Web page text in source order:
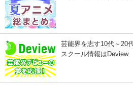
芸能界を志す10代～20
スクール情報はDeview